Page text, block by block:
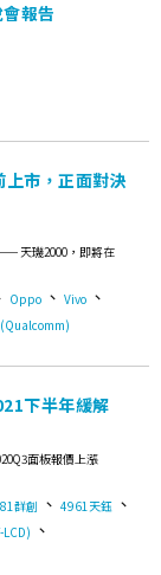
報告
市，正面對決
天璣2000，即將在
Oppo 、 Vivo 、
下半年緩解
面板報價上漲
群創 、 4961天鈺 、
LCD) 、